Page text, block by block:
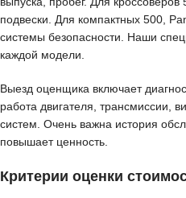
подвески. Для компактных 500,
системы безопасности. Наши
каждой модели.
Выезд оценщика включает
работа двигателя, трансмиссии,
систем. Очень важна история
повышает ценность.
Критерии оценки